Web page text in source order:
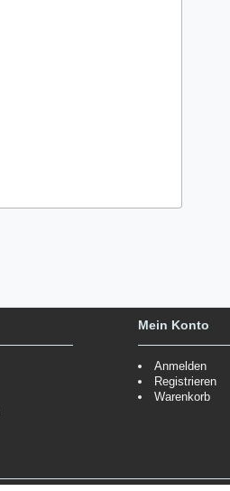
Mein Konto
Anmelden
Registrieren
Warenkorb